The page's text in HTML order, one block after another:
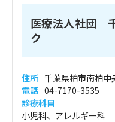
医療法人社団
ク
住所 千葉県柏市南柏
電話 04-7170-3535
診療科目
小児科、アレルギー科